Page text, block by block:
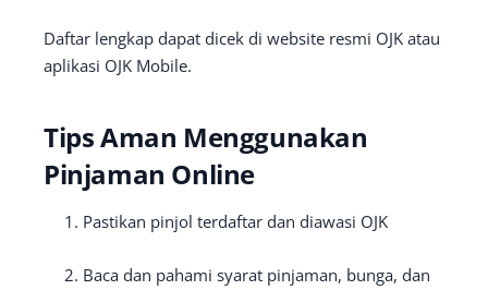
Daftar lengkap dapat dicek di website resmi OJK atau
aplikasi OJK Mobile.
Tips Aman Menggunakan
Pinjaman Online
Pastikan pinjol terdaftar dan diawasi OJK
Baca dan pahami syarat pinjaman, bunga, dan